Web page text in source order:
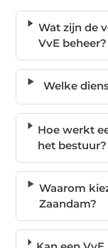
Wat zijn de
VvE beheer?
Welke
Hoe werkt
het bestuur?
Waarom
Zaandam?